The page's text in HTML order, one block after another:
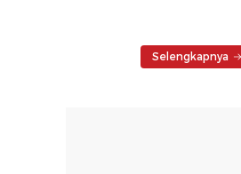
Selengkapnya